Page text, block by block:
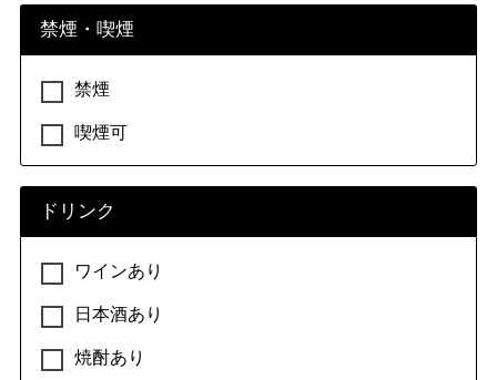
禁煙・喫煙
禁煙
喫煙可
ドリンク
ワインあり
日本酒あり
焼酎あり